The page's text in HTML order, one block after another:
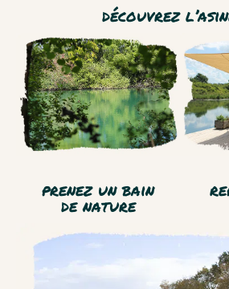
découvrez
prenez un bain
de nature